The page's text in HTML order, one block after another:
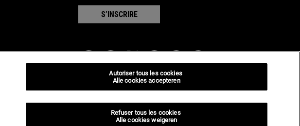
S’INSCRIRE
Informations sur le fabricant
kiehls@be.oaccare.com
Refuser tous les cookies
Alle cookies weigeren
Autoriser tous les cookies
Alle cookies accepteren